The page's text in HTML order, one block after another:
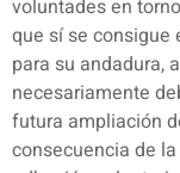
voluntades en
que sí se consigue
para su andadura,
necesariamente
futura ampliación
consecuencia de